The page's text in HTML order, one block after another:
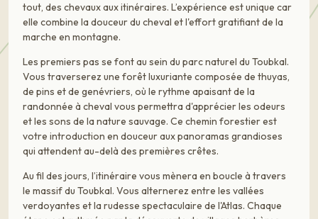
tout, des chevaux aux itinéraires. L’expérience est unique car
elle combine la douceur du cheval et l'effort gratifiant de la
marche en montagne.
Les premiers pas se font au sein du parc naturel du Toubkal.
Vous traverserez une forêt luxuriante composée de thuyas,
de pins et de genévriers, où le rythme apaisant de la
randonnée à cheval vous permettra d'apprécier les odeurs
et les sons de la nature sauvage. Ce chemin forestier est
votre introduction en douceur aux panoramas grandioses
qui attendent au-delà des premières crêtes.
Au fil des jours, l’itinéraire vous mènera en boucle à travers
le massif du Toubkal. Vous alternerez entre les vallées
verdoyantes et la rudesse spectaculaire de l'Atlas. Chaque